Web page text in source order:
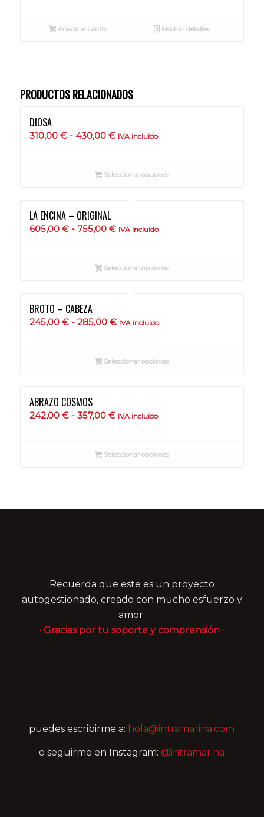
Añadir al carrito Mostrar detalles
PRODUCTOS RELACIONADOS
DIOSA
310,00 € - 430,00 €Rango
desde
IVA incluido
Seleccionar opciones
LA ENCINA – ORIGINAL
605,00 € - 755,00 €Rango
desde
IVA incluido
Seleccionar opciones
BROTO – CABEZA
245,00 € - 285,00 €Rango
desde
IVA incluido
Seleccionar opciones
ABRAZO COSMOS
242,00 € - 357,00 €Rango
desde
IVA incluido
Seleccionar opciones
Recuerda que este es un proyecto
autogestionado, creado con mucho esfuerzo y
amor.
· Gracias por tu soporte y comprensión ·
puedes escribirme a: hola@intramarina.com
o seguirme en Instagram:@intramarina